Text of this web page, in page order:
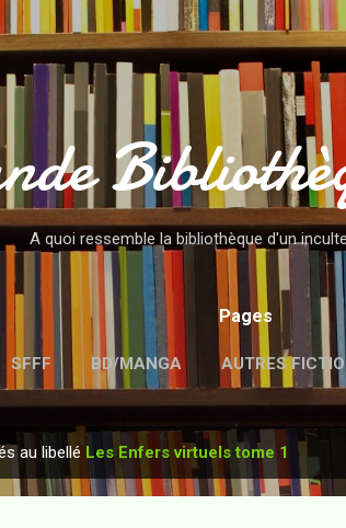
Accéder au contenu
A quoi ressemble la bibliothèque d'un
Pages
SFFF BD/MANGA AUTRES
MENTIONS LÉGALES
au libellé Les Enfers virtuels tome 1